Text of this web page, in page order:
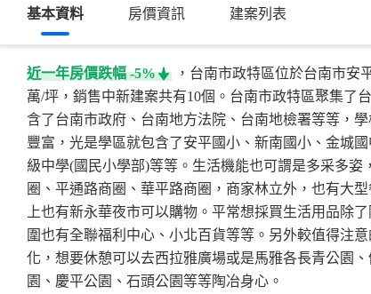
46~56萬/坪
基本資料 房價資訊 建案列表
近一年房價跌幅-5%
，台南市政特區位於台南市安
萬/坪，銷售中新建案共有10個。台南市政特區聚集了
含了台南市政府、台南地方法院、台南地檢署等等，
豐富，光是學區就包含了安平國小、新南國小、金城
級中學(國民小學部)等等。生活機能也可謂是多采多姿
圈、平通路商圈、華平路商圈，商家林立外，也有大
上也有新永華夜市可以購物。平常想採買生活用品除
圍也有全聯福利中心、小北百貨等等。另外較值得注
化，想要休憩可以去西拉雅廣場或是馬雅各長青公園
園、慶平公園、石頭公園等等陶冶身心。